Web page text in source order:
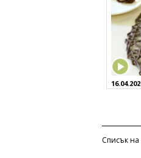
Списък на